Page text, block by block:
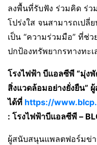
ลงพื้นที่รับฟัง ร่วมคิด ร่
โปร่งใส จนสามารถเปลี่
เป็น “ความร่วมมือ” ที่ช่
ปกป้องทรัพยากรทางทะเ
โรงไฟฟ้า บีแอลซีพี “มุ่ง
สิ่งแวดล้อมอย่างยั่งยืน”
ได้ที่ https://
: โรงไฟฟ้าบีแอลซีพี –
ผู้สนับสนุนแพลตฟอร์มข่